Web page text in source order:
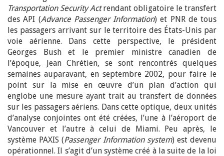
Transportation Security Actrendant obligatoire le transfert
des API (Advance Passenger Information) et PNR de tous
les passagers arrivant sur le territoire des États-Unis par
voie aérienne. Dans cette perspective, le président
Georges Bush et le premier ministre canadien de
l’époque, Jean Chrétien, se sont rencontrés quelques
semaines auparavant, en septembre 2002, pour faire le
point sur la mise en œuvre d’un plan d’action qui
englobe une mesure ayant trait au transfert de données
sur les passagers aériens. Dans cette optique, deux unités
d’analyse conjointes ont été créées, l’une à l’aéroport de
Vancouver et l’autre à celui de Miami. Peu après, le
système PAXIS (Passenger Information system) est devenu
opérationnel. Il s’agit d’un système créé à la suite de la loi